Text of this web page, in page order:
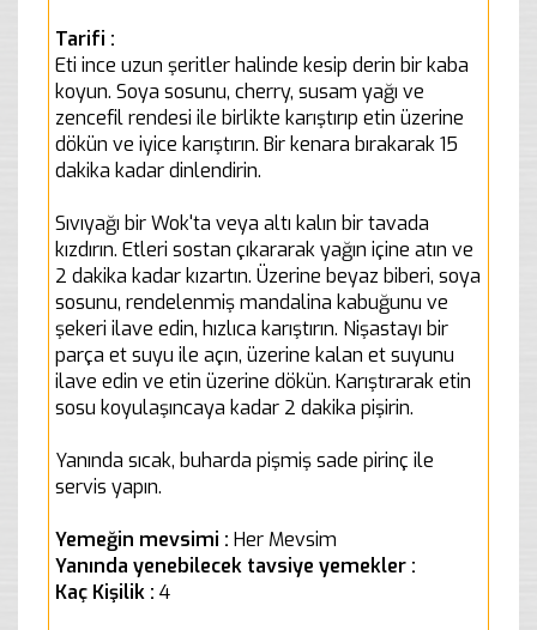
Tarifi :
Eti ince uzun şeritler halinde kesip derin bir kaba
koyun. Soya sosunu, cherry, susam yağı ve
zencefil rendesi ile birlikte karıştırıp etin üzerine
dökün ve iyice karıştırın. Bir kenara bırakarak 15
dakika kadar dinlendirin.
Sıvıyağı bir Wok'ta veya altı kalın bir tavada
kızdırın. Etleri sostan çıkararak yağın içine atın ve
2 dakika kadar kızartın. Üzerine beyaz biberi, soya
sosunu, rendelenmiş mandalina kabuğunu ve
şekeri ilave edin, hızlıca karıştırın. Nişastayı bir
parça et suyu ile açın, üzerine kalan et suyunu
ilave edin ve etin üzerine dökün. Karıştırarak etin
sosu koyulaşıncaya kadar 2 dakika pişirin.
Yanında sıcak, buharda pişmiş sade pirinç ile
servis yapın.
Yemeğin mevsimi : Her Mevsim
Yanında yenebilecek tavsiye yemekler :
Kaç Kişilik : 4